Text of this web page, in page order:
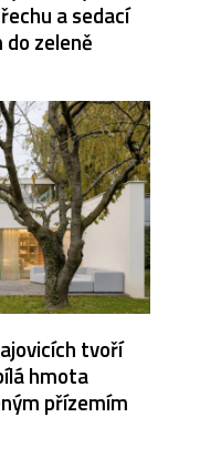
a sedací
do zeleně
tvoří
hmota
přízemím